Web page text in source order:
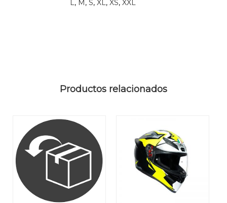
L, M, S, XL, XS, XXL
Productos relacionados